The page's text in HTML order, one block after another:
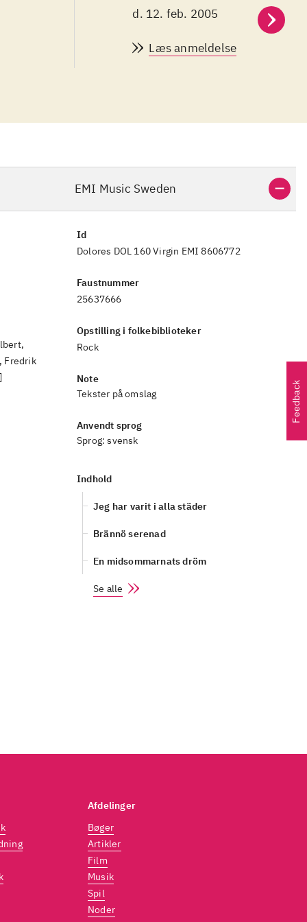
d. 12. feb. 2005
Læs anmeldelse
EMI Music Sweden
Fredrik
Id
Dolores DOL 160 Virgin EMI 8606772
Faustnummer
25637666
Opstilling i folkebiblioteker
Rock
Note
Tekster på omslag
Anvendt sprog
Sprog: svensk
Indhold
Jeg har varit i alla städer
Brännö serenad
En midsommarnats dröm
Se alle
Feedback
Afdelinger
Bøger
Artikler
Film
Musik
Spil
Noder